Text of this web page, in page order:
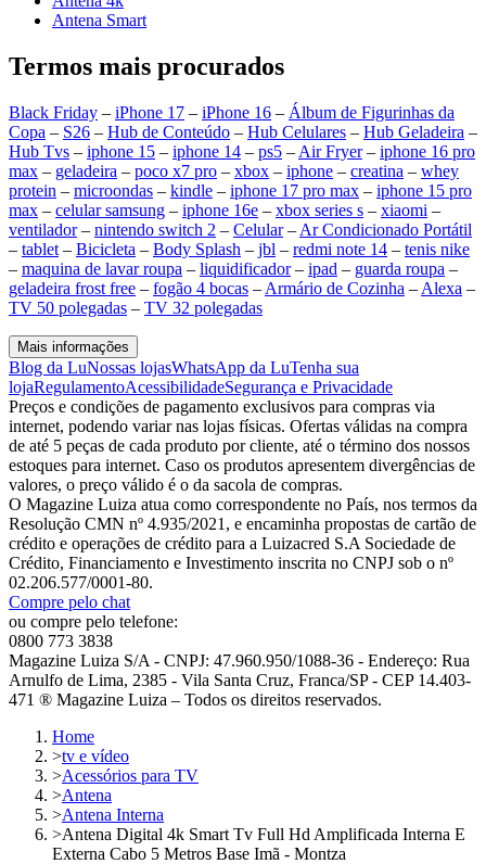
Antena Smart
Termos mais procurados
Black Friday – iPhone 17 – iPhone 16 – Álbum de Figurinhas da
Copa – S26 – Hub de Conteúdo – Hub Celulares – Hub Geladeira –
Hub Tvs – iphone 15 – iphone 14 – ps5 – Air Fryer– iphone 16 pro
max – geladeira – poco x7 pro – xbox – iphone – creatina – whey
protein – microondas – kindle – iphone 17 pro max – iphone 15 pro
max – celular samsung – iphone 16e – xbox series s – xiaomi –
ventilador– nintendo switch 2 – Celular– Ar Condicionado Portátil
– tablet – Bicicleta – Body Splash – jbl – redmi note 14 – tenis nike
– maquina de lavar roupa – liquidificador– ipad – guarda roupa –
geladeira frost free – fogão 4 bocas – Armário de Cozinha – Alexa –
TV 50 polegadas – TV 32 polegadas
Mais informações
Blog da LuNossas lojasWhatsApp da LuTenha sua
lojaRegulamentoAcessibilidadeSegurança e Privacidade
Preços e condições de pagamento exclusivos para compras via
internet, podendo variar nas lojas físicas. Ofertas válidas na compra
de até 5 peças de cada produto por cliente, até o término dos nossos
estoques para internet. Caso os produtos apresentem divergências de
valores, o preço válido é o da sacola de compras.
O Magazine Luiza atua como correspondente no País, nos termos da
Resolução CMN nº 4.935/2021, e encaminha propostas de cartão de
crédito e operações de crédito para a Luizacred S.A Sociedade de
Crédito, Financiamento e Investimento inscrita no CNPJ sob o nº
02.206.577/0001-80.
Compre pelo chat
ou compre pelo telefone:
0800 773 3838
Magazine Luiza S/A - CNPJ: 47.960.950/1088-36 - Endereço: Rua
Arnulfo de Lima, 2385 - Vila Santa Cruz, Franca/SP - CEP 14.403-
471 ® Magazine Luiza – Todos os direitos reservados.
Home
>tv e vídeo
>Acessórios para TV
>Antena
>Antena Interna
>Antena Digital 4k Smart Tv Full Hd Amplificada Interna E
Externa Cabo 5 Metros Base Imã - Montza